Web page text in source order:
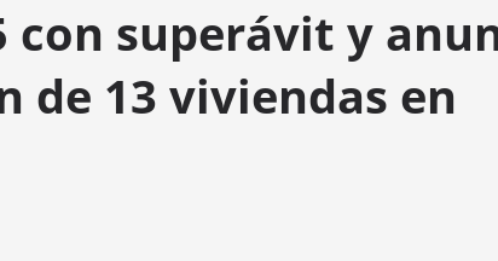
con superávit y
de 13 viviendas en